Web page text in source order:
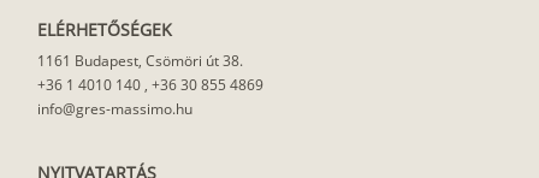
ELÉRHETŐSÉGEK
1161 Budapest, Csömöri út 38.
+36 1 4010 140, +36 30 855 4869
info@gres-massimo.hu
NYITVATARTÁS